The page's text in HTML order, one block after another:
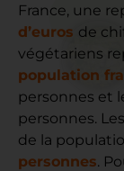
France, une
d’euros de
végétariens
population
personnes et
personnes.
de la
personnes.